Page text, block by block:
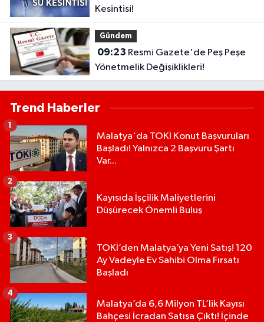
Kesintisi!
Gündem
09:23
Yönetmelik Değişiklikleri!
Trend Haberler
Malatya'da TOKİ Konut Başvuruları
Başladı! Yalnızca 2 Başvuru Şartı
Var...
1
Kayısıda İşçilik Maliyetlerini
Düşürecek Önemli Buluş
2
TOKİ’den Malatya’ya Yeni Satış! 120
Ay Vadeyle Ev Sahibi Olma Fırsatı
Başladı
3
Malatya’da 6,6 Milyon TL’lik Kayısı
Bahçesi İcradan Satışa Çıktı! İçinde
4